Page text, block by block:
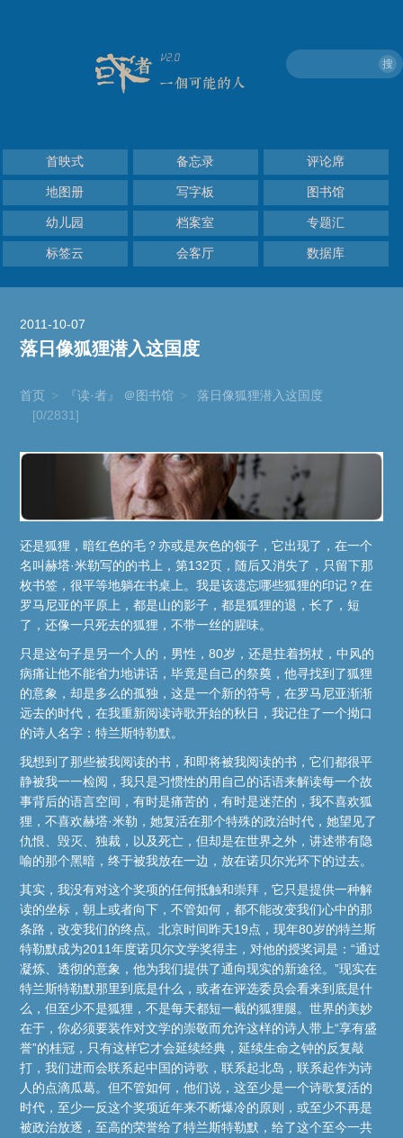
搜
首映式 备忘录 评论席
地图册 写字板 图书馆
幼儿园 档案室 专题汇
标签云 会客厅 数据库
2011-10-07
落日像狐狸潜入这国度
首页 > 『读·者』 ＠图书馆 >
落日像狐狸潜入这国度
[0/2831]
还是狐狸，暗红色的毛？亦或是灰色的领子，它出现了，在一个
名叫赫塔·米勒写的的书上，第132页，随后又消失了，只留下那
枚书签，很平等地躺在书桌上。我是该遗忘哪些狐狸的印记？在
罗马尼亚的平原上，都是山的影子，都是狐狸的退，长了，短
了，还像一只死去的狐狸，不带一丝的腥味。
只是这句子是另一个人的，男性，80岁，还是拄着拐杖，中风的
病痛让他不能省力地讲话，毕竟是自己的祭奠，他寻找到了狐狸
的意象，却是多么的孤独，这是一个新的符号，在罗马尼亚渐渐
远去的时代，在我重新阅读诗歌开始的秋日，我记住了一个拗口
的诗人名字：特兰斯特勒默。
我想到了那些被我阅读的书，和即将被我阅读的书，它们都很平
静被我一一检阅，我只是习惯性的用自己的话语来解读每一个故
事背后的语言空间，有时是痛苦的，有时是迷茫的，我不喜欢狐
狸，不喜欢赫塔·米勒，她复活在那个特殊的政治时代，她望见了
仇恨、毁灭、独裁，以及死亡，但却是在世界之外，讲述带有隐
喻的那个黑暗，终于被我放在一边，放在诺贝尔光环下的过去。
其实，我没有对这个奖项的任何抵触和崇拜，它只是提供一种解
读的坐标，朝上或者向下，不管如何，都不能改变我们心中的那
条路，改变我们的终点。北京时间昨天19点，现年80岁的特兰斯
特勒默成为2011年度诺贝尔文学奖得主，对他的授奖词是：“通过
凝炼、透彻的意象，他为我们提供了通向现实的新途径。”现实在
特兰斯特勒默那里到底是什么，或者在评选委员会看来到底是什
么，但至少不是狐狸，不是每天都短一截的狐狸腿。世界的美妙
在于，你必须要装作对文学的崇敬而允许这样的诗人带上“享有盛
誉”的桂冠，只有这样它才会延续经典，延续生命之钟的反复敲
打，我们进而会联系起中国的诗歌，联系起北岛，联系起作为诗
人的点滴瓜葛。但不管如何，他们说，这至少是一个诗歌复活的
时代，至少一反这个奖项近年来不断爆冷的原则，或至少不再是
被政治放逐，至高的荣誉给了特兰斯特勒默，给了这个至今一共